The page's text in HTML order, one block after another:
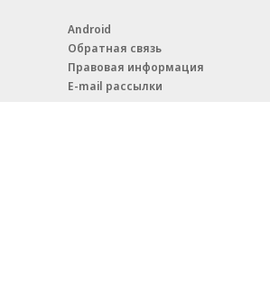
Android
Обратная связь
Правовая информация
E-mail рассылки